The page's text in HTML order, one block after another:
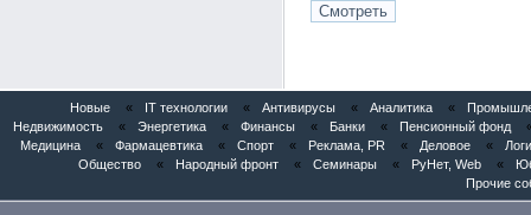
Новые « IT технологии « Антивирусы « Аналитика «
Недвижимость
« Энергетика « Финансы « Банки « Пенсионный фонд
Медицина
« Фармацевтика « Спорт « Реклама, PR « Деловое «
Общество
« Народный фронт « Семинары « РуНет, Web «
Прочие